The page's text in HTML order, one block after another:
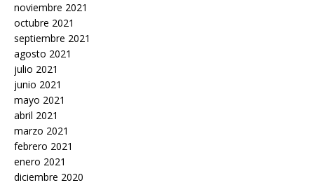
noviembre 2021
octubre 2021
septiembre 2021
agosto 2021
julio 2021
junio 2021
mayo 2021
abril 2021
marzo 2021
febrero 2021
enero 2021
diciembre 2020